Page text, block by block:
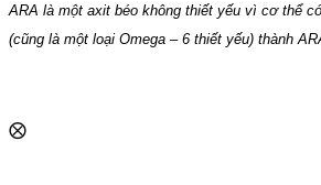
ARA là một axit béo không thiết yếu vì cơ thể
(cũng là một loại Omega – 6 thiết yếu) thành
⨂